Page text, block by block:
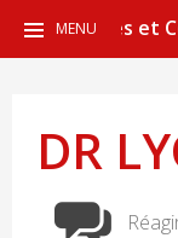
CGT Sièges et
MENU
AU
DR